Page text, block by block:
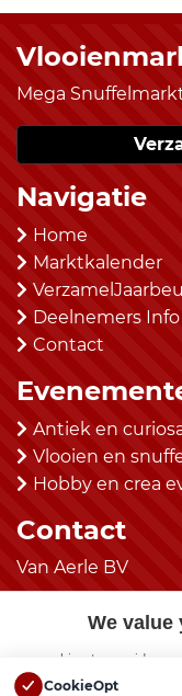
Mega
Navigatie
Home
Marktkalender
Deelnemers Info
Contact
Antiek en
Vlooien en
Hobby en crea
Contact
Van Aerle BV
Social Media
We value
use cookies to provide an
CookieOpt